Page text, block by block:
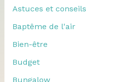
Astuces et conseils
Baptême de l'air
Bien-être
Budget
Bungalow